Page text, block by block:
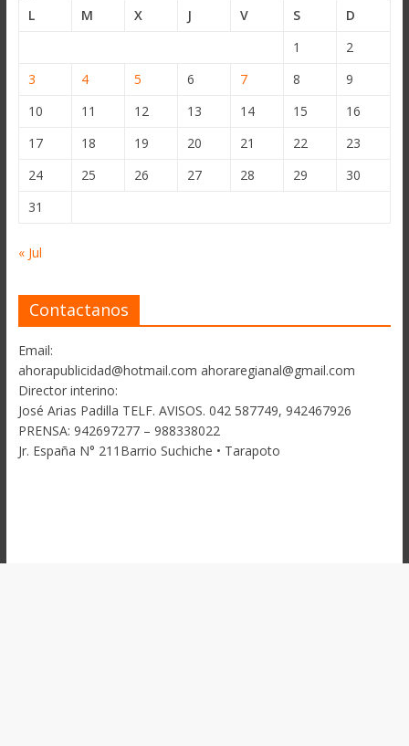
L
M X J V S
D
1
2
3
4 5 6 7 8
9
10
11 12 13 14 15
16
17
18 19 20 21 22
23
24
25 26 27 28 29
30
31
« Jul
Contactanos
Email:
ahorapublicidad@hotmail.com ahoraregianal@gmail.com
Director interino:
José Arias Padilla TELF. AVISOS. 042 587749, 942467926
PRENSA: 942697277 – 988338022
Jr. España N° 211Barrio Suchiche • Tarapoto